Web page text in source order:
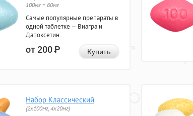
100мг + 60мг
Самые популярные препараты в
одной таблетке — Виагра и
Дапоксетин.
от 200Р Купить
Набор Классический
(2x100мг, 4x20мг)